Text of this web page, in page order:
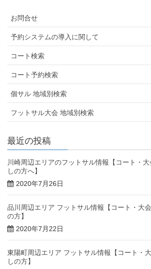
お問合せ
予約システムの導入に関して
コート検索
コート予約検索
個サル 地域別検索
フットサル大会 地域別検索
最近の投稿
川崎周辺エリアのフットサル情報【コート・
しの方へ】
2020年7月26日
品川周辺エリア フットサル情報【コート・大
の方】
2020年7月22日
東陽町周辺エリア フットサル情報【コート・
しの方】